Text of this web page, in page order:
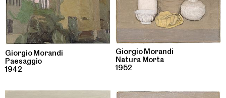
Giorgio Morandi
Paesaggio
1942
Giorgio Morandi
Natura Morta
1952